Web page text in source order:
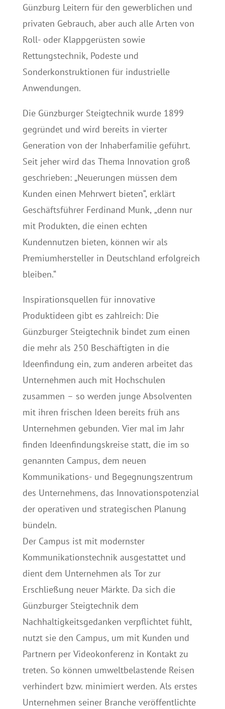
Günzburg Leitern für den gewerblichen und
privaten Gebrauch, aber auch alle Arten von
Roll- oder Klappgerüsten sowie
Rettungstechnik, Podeste und
Sonderkonstruktionen für industrielle
Anwendungen.
Die Günzburger Steigtechnik wurde 1899
gegründet und wird bereits in vierter
Generation von der Inhaberfamilie geführt.
Seit jeher wird das Thema Innovation groß
geschrieben: „Neuerungen müssen dem
Kunden einen Mehrwert bieten“, erklärt
Geschäftsführer Ferdinand Munk, „denn nur
mit Produkten, die einen echten
Kundennutzen bieten, können wir als
Premiumhersteller in Deutschland erfolgreich
bleiben.“
Inspirationsquellen für innovative
Produktideen gibt es zahlreich: Die
Günzburger Steigtechnik bindet zum einen
die mehr als 250 Beschäftigten in die
Ideenfindung ein, zum anderen arbeitet das
Unternehmen auch mit Hochschulen
zusammen – so werden junge Absolventen
mit ihren frischen Ideen bereits früh ans
Unternehmen gebunden. Vier mal im Jahr
finden Ideenfindungskreise statt, die im so
genannten Campus, dem neuen
Kommunikations- und Begegnungszentrum
des Unternehmens, das Innovationspotenzial
der operativen und strategischen Planung
bündeln.
Der Campus ist mit modernster
Kommunikationstechnik ausgestattet und
dient dem Unternehmen als Tor zur
Erschließung neuer Märkte. Da sich die
Günzburger Steigtechnik dem
Nachhaltigkeitsgedanken verpflichtet fühlt,
nutzt sie den Campus, um mit Kunden und
Partnern per Videokonferenz in Kontakt zu
treten. So können umweltbelastende Reisen
verhindert bzw. minimiert werden. Als erstes
Unternehmen seiner Branche veröffentlichte